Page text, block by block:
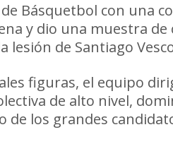
Básquetbol con una
y dio una muestra de
de Santiago
figuras, el equipo
de alto nivel,
los grandes